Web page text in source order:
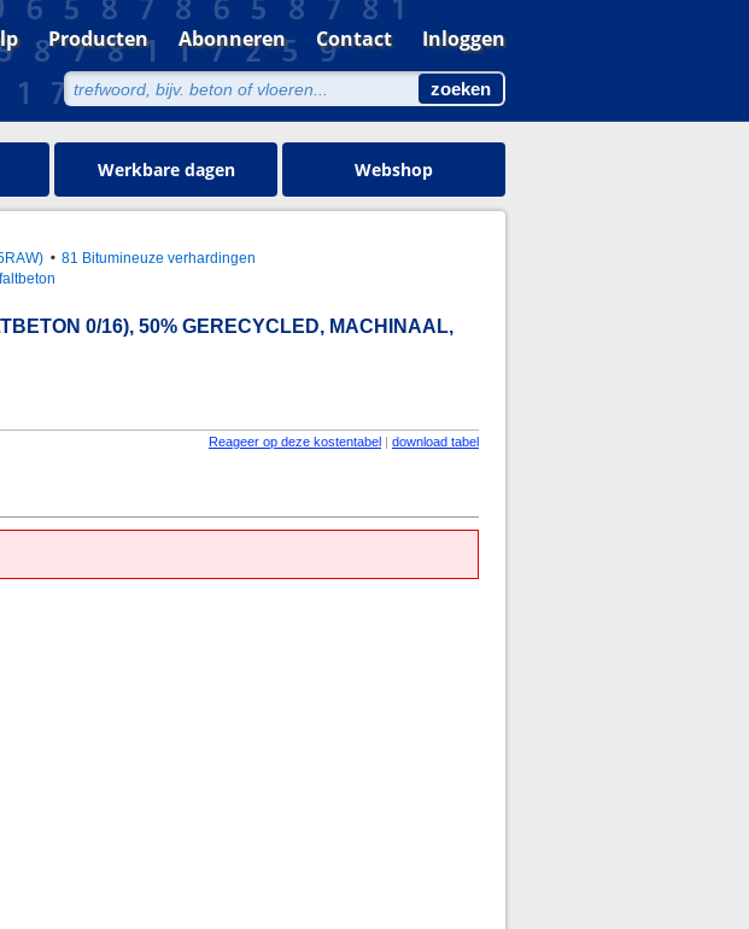
Producten Abonneren Contact Inloggen
Werkbare dagen Webshop
81 Bitumineuze verhardingen
0/16), 50% GERECYCLED, MACHINAAL,
Reageer op deze kostentabel | download tabel